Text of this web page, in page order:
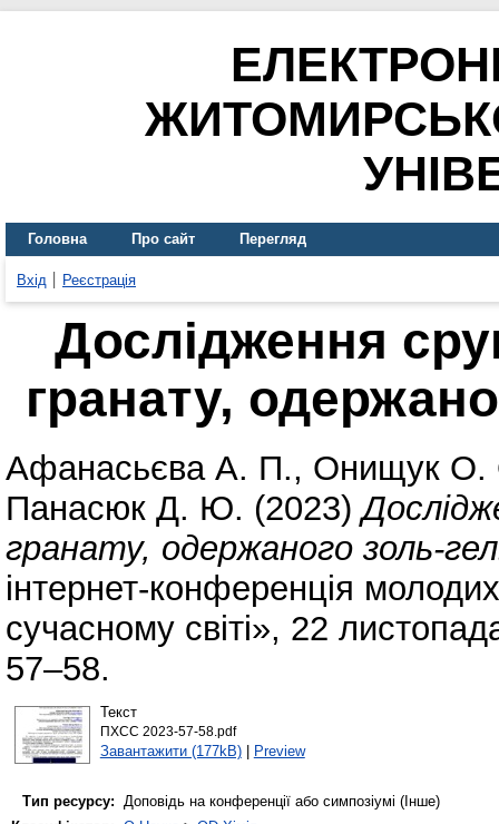
Головна Про сайт Перегляд
Вхід Реєстрація
Дослідження
гранату,
Афанасьєва А. П., Онищук О.
Панасюк Д. Ю. (2023)
гранату, одержаного золь-
інтернет-конференція
сучасному світі», 22
57–58.
Текст
ПХСС 2023-57-58.pdf
Завантажити (177kB)| Preview
Тип ресурсу: Доповідь на конференції або симпозіумі (Інше)